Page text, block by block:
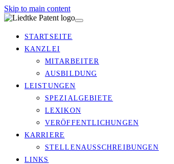
Skip to main content
STARTSEITE
KANZLEI
MITARBEITER
AUSBILDUNG
LEISTUNGEN
SPEZIALGEBIETE
LEXIKON
VERÖFFENTLICHUNGEN
KARRIERE
STELLENAUSSCHREIBUNGEN
LINKS